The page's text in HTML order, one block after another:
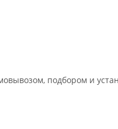
подбором и